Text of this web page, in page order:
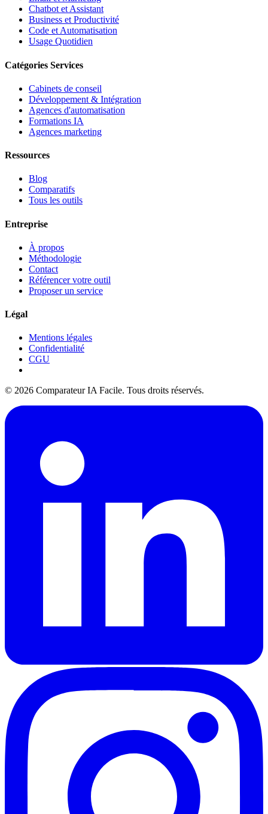
Chatbot et Assistant
Business et Productivité
Code et Automatisation
Usage Quotidien
Catégories Services
Cabinets de conseil
Développement & Intégration
Agences d'automatisation
Formations IA
Agences marketing
Ressources
Blog
Comparatifs
Tous les outils
Entreprise
À propos
Méthodologie
Contact
Référencer votre outil
Proposer un service
Légal
Mentions légales
Confidentialité
CGU
© 2026 Comparateur IA Facile. Tous droits réservés.